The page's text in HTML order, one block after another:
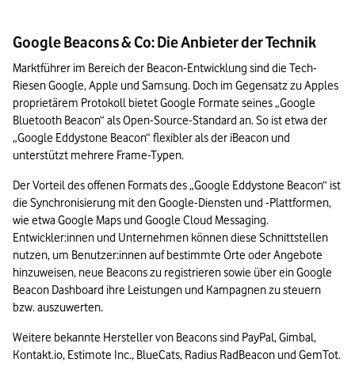
Google Beacons & Co: Die Anbieter der Technik
Marktführer im Bereich der Beacon-Entwicklung sind die Tech-
Riesen Google, Apple und Samsung. Doch im Gegensatz zu Apples
proprietärem Protokoll bietet Google Formate seines „Google
Bluetooth Beacon“ als Open-Source-Standard an. So ist etwa der
„Google Eddystone Beacon“ flexibler als der iBeacon und
unterstützt mehrere Frame-Typen.
Der Vorteil des offenen Formats des „Google Eddystone Beacon“ ist
die Synchronisierung mit den Google-Diensten und -Plattformen,
wie etwa Google Maps und Google Cloud Messaging.
Entwickler:innen und Unternehmen können diese Schnittstellen
nutzen, um Benutzer:innen auf bestimmte Orte oder Angebote
hinzuweisen, neue Beacons zu registrieren sowie über ein Google
Beacon Dashboard ihre Leistungen und Kampagnen zu steuern
bzw. auszuwerten.
Weitere bekannte Hersteller von Beacons sind PayPal, Gimbal,
Kontakt.io, Estimote Inc., BlueCats, Radius RadBeacon und GemTot.